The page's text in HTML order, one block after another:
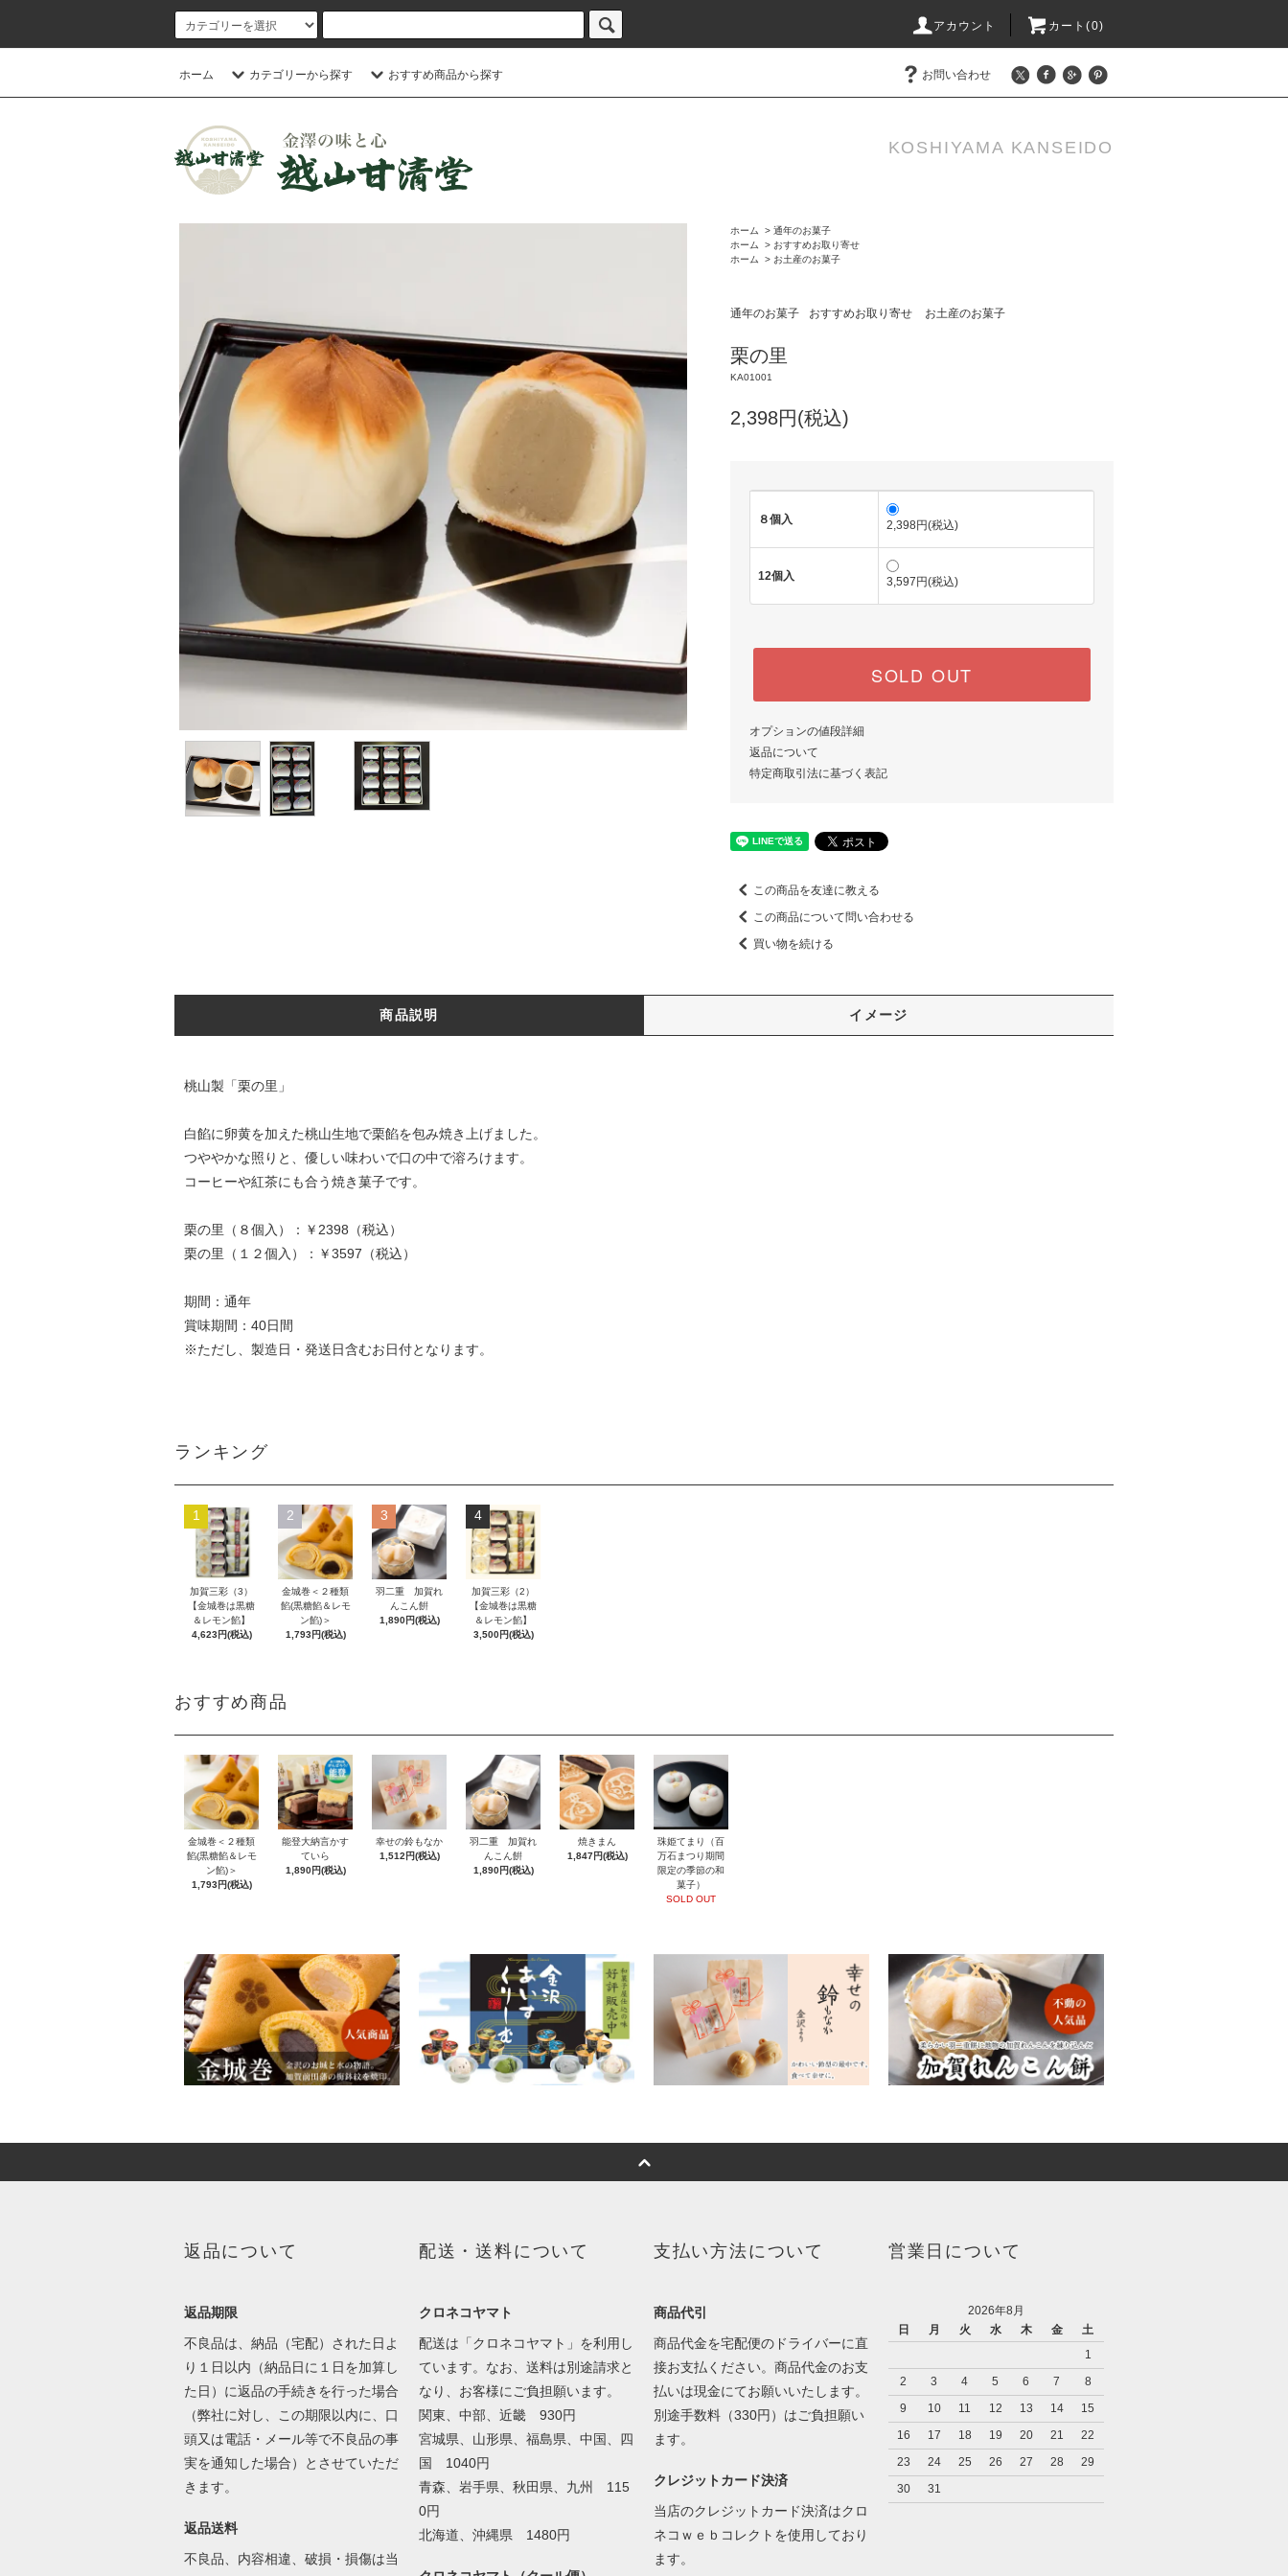
アカウント カート(0)
ホーム カテゴリーから探す おすすめ商品から探す お問い合わせ
KOSHIYAMA KANSEIDO
ホーム > 通年のお菓子
ホーム
> おすすめお取り寄せ
ホーム
> お土産のお菓子
通年のお菓子 おすすめお取り寄せ お土産のお菓子
栗の里
KA01001
2,398円(税込)
８個入 2,398円(税込)
12個入 3,597円(税込)
SOLD OUT
オプションの値段詳細
返品について
特定商取引法に基づく表記
この商品を友達に教える
この商品について問い合わせる
買い物を続ける
商品説明 イメージ
桃山製「栗の里」
白餡に卵黄を加えた桃山生地で栗餡を包み焼き上げました。
つややかな照りと、優しい味わいで口の中で溶ろけます。
コーヒーや紅茶にも合う焼き菓子です。
栗の里（８個入）：￥2398（税込）
栗の里（１２個入）：￥3597（税込）
期間：通年
賞味期間：40日間
※ただし、製造日・発送日含むお日付となります。
ランキング
1
加賀三彩（3）
【金城巻は黒糖
＆レモン餡】
4,623円(税込)
2
金城巻＜２種類
餡(黒糖餡＆レモ
ン餡)＞
1,793円(税込)
3
羽二重 加賀れ
んこん餠
1,890円(税込)
4
加賀三彩（2）
【金城巻は黒糖
＆レモン餡】
3,500円(税込)
おすすめ商品
金城巻＜２種類
餡(黒糖餡＆レモ
ン餡)＞
1,793円(税込)
能登大納言かす
ていら
1,890円(税込)
幸せの鈴もなか
1,512円(税込)
羽二重 加賀れ
んこん餠
1,890円(税込)
焼きまん
1,847円(税込)
珠姫てまり（百
万石まつり期間
限定の季節の和
菓子）
SOLD OUT
返品について
返品期限
不良品は、納品（宅配）された日よ
り１日以内（納品日に１日を加算し
た日）に返品の手続きを行った場合
（弊社に対し、この期限以内に、口
頭又は電話・メール等で不良品の事
実を通知した場合）とさせていただ
きます。
返品送料
不良品、内容相違、破損・損傷は当
配送・送料について
クロネコヤマト
配送は「クロネコヤマト」を利用し
ています。なお、送料は別途請求と
なり、お客様にご負担願います。
関東、中部、近畿 930円
宮城県、山形県、福島県、中国、四
国 1040円
青森、岩手県、秋田県、九州 115
0円
北海道、沖縄県 1480円
支払い方法について
商品代引
商品代金を宅配便のドライバーに直
接お支払ください。商品代金のお支
払いは現金にてお願いいたします。
別途手数料（330円）はご負担願い
ます。
クレジットカード決済
当店のクレジットカード決済はクロ
ネコｗｅｂコレクトを使用しており
ます。
営業日について
2026年8月
日
月 火 水 木 金
土
1
2
3 4 5 6 7
8
9
10 11 12 13 14
15
16
17 18 19 20 21
22
23
24 25 26 27 28
29
30
31